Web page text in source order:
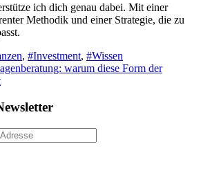
ich dich genau dabei. Mit einer
Methodik und einer Strategie, die zu
, #Investment, #Wissen
warum diese Form der